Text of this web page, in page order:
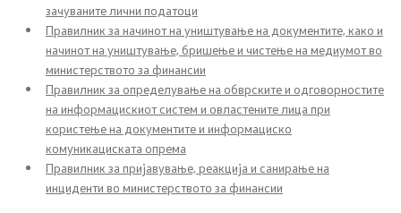
Сектори
Органи во состав
Политика за квалитет
Превенција од корупција
зачуваните лични податоци
Правилник за начинот на уништување на документите, како и
начинот на уништување, бришење и чистење на медиумот во
министерството за финансии
Правилник за определување на обврските и одговорностите
на информацискиот систем и овластените лица при
користење на документите и информациско
комуникациската опрема
Правилник за пријавување, реакција и санирање на
инциденти во министерството за финансии